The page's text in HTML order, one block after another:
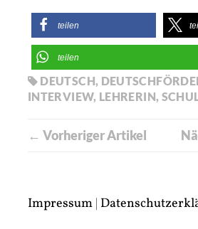
teilen
teilen
DEUTSCH,
INTERVIEW, LEHRERIN,
← Vorheriger Artikel
Impressum |